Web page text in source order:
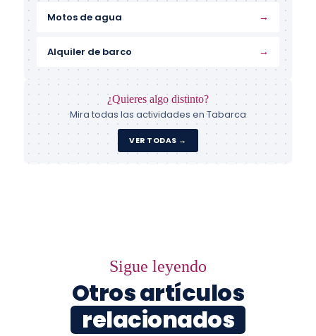
Motos de agua →
Alquiler de barco →
¿Quieres algo distinto?
Mira todas las actividades en Tabarca
VER TODAS →
Sigue leyendo
Otros artículos
relacionados